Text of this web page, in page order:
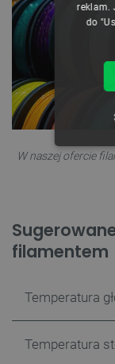
W naszej ofercie
filamentem
Temperatura
Temperatura
reklam.
do